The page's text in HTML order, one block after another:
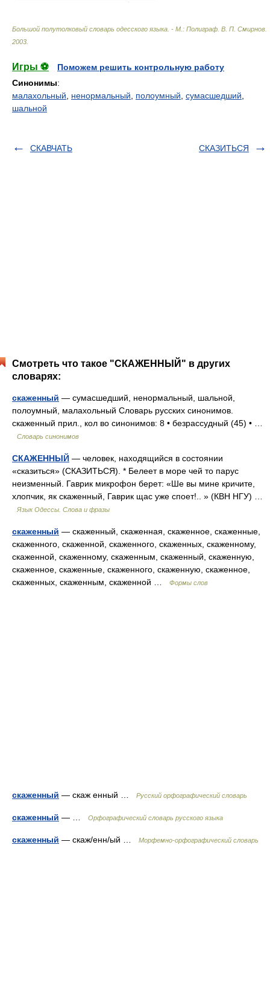
Большой полутолковый словарь одесского языка. - М.: Полиграф В. П. Смирнов
2003
Игры ⚽
Поможем решить контрольную работу
Синонимы:
малахольный
ненормальный полоумный сумасшедший
шальной
СКАВЧАТЬ СКАЗИТЬСЯ
Смотреть что такое "СКАЖЕННЫЙ" в других
словарях:
скаженный — сумасшедший, ненормальный, шальной,
полоумный, малахольный Словарь русских синонимов.
скаженный прил., кол во синонимов: 8 • безрассудный (45) • …
Словарь синонимов
СКАЖЕННЫЙ — человек, находящийся в состоянии
«сказиться» (СКАЗИТЬСЯ). * Белеет в море чей то парус
неизменный. Гаврик микрофон берет: «Ше вы мине кричите,
хлопчик, як скаженный, Гаврик щас уже споет!.. » (КВН НГУ) …
Язык Одессы. Слова и фразы
скаженный — скаженный, скаженная, скаженное, скаженные,
скаженного, скаженной, скаженного, скаженных, скаженному,
скаженной, скаженному, скаженным, скаженный, скаженную,
скаженное, скаженные, скаженного, скаженную, скаженное,
скаженных, скаженным, скаженной …
Формы слов
скаженный — скаж енный … Русский орфографический словарь
скаженный — … Орфографический словарь русского языка
скаженный — скаж/енн/ый … Морфемно-орфографический словарь